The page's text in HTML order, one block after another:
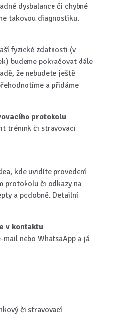
dysbalance či chybné
takovou diagnostiku.
fyzické zdatnosti (v
budeme pokračovat dále
že nebudete ještě
a přidáme
protokolu
trénink či stravovací
kde uvidíte provedení
protokolu či odkazy na
a podobně. Detailní
v kontaktu
mail nebo WhatsaApp a já
či stravovací